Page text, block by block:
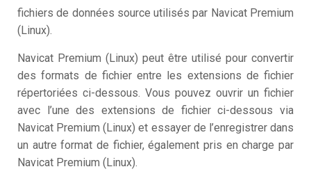
fichiers de données source utilisés par Navicat Premium
(Linux).
Navicat Premium (Linux) peut être utilisé pour convertir
des formats de fichier entre les extensions de fichier
répertoriées ci-dessous. Vous pouvez ouvrir un fichier
avec l’une des extensions de fichier ci-dessous via
Navicat Premium (Linux) et essayer de l’enregistrer dans
un autre format de fichier, également pris en charge par
Navicat Premium (Linux).